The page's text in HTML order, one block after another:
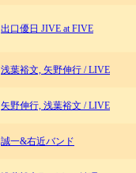
出口優日 JIVE at FIVE
浅葉裕文, 矢野伸行 /LIVE
矢野伸行, 浅葉裕文 /LIVE
誠一&右近バンド